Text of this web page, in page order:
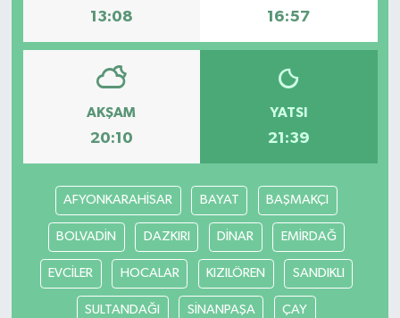
13:08 16:57
AKŞAM
20:10
YATSI
21:39
AFYONKARAHİSAR BAYAT BAŞMAKÇI
BOLVADİN DAZKIRI DİNAR EMİRDAĞ
EVCİLER HOCALAR KIZILÖREN SANDIKLI
SULTANDAĞI SİNANPAŞA ÇAY